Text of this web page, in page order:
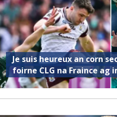
Je suis heureux an corn
foirne CLG na Fraince ag